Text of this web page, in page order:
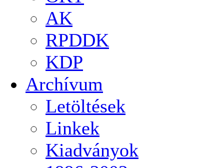
AK
RPDDK
KDP
Archívum
Letöltések
Linkek
Kiadványok